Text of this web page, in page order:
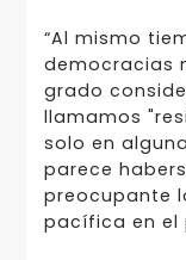
“Al mismo
democracias
grado
llamamos
solo en
parece
preocupante
pacífica en el